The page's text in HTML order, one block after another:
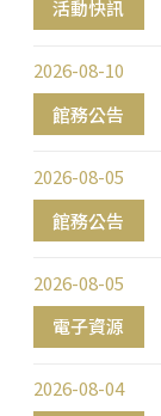
活動快訊
館務公告
2026-08-10
館務公告
2026-08-05
電子資源
2026-08-05
2026-08-04